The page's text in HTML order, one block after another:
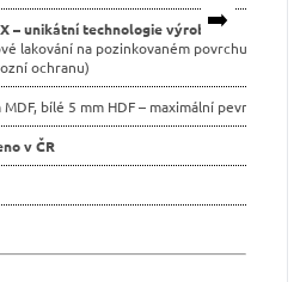
➡️
– unikátní technologie výroby
lakování na pozinkovaném povrchu pro
ochranu)
MDF, bílé 5 mm HDF – maximální pevnost
v ČR